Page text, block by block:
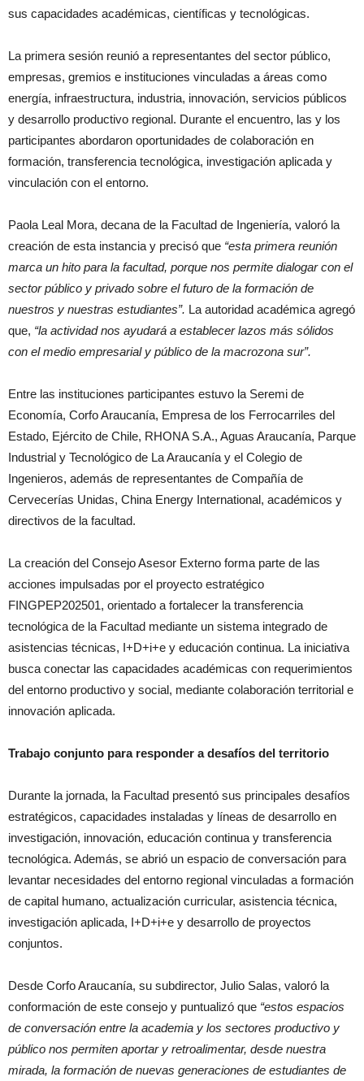
sus capacidades académicas, científicas y tecnológicas.
La primera sesión reunió a representantes del sector público,
empresas, gremios e instituciones vinculadas a áreas como
energía, infraestructura, industria, innovación, servicios públicos
y desarrollo productivo regional. Durante el encuentro, las y los
participantes abordaron oportunidades de colaboración en
formación, transferencia tecnológica, investigación aplicada y
vinculación con el entorno.
Paola Leal Mora, decana de la Facultad de Ingeniería, valoró la
creación de esta instancia y precisó que “esta primera reunión
marca un hito para la facultad, porque nos permite dialogar con el
sector público y privado sobre el futuro de la formación de
nuestros y nuestras estudiantes”. La autoridad académica agregó
que, “la actividad nos ayudará a establecer lazos más sólidos
con el medio empresarial y público de la macrozona sur”.
Entre las instituciones participantes estuvo la Seremi de
Economía, Corfo Araucanía, Empresa de los Ferrocarriles del
Estado, Ejército de Chile, RHONA S.A., Aguas Araucanía, Parque
Industrial y Tecnológico de La Araucanía y el Colegio de
Ingenieros, además de representantes de Compañía de
Cervecerías Unidas, China Energy International, académicos y
directivos de la facultad.
La creación del Consejo Asesor Externo forma parte de las
acciones impulsadas por el proyecto estratégico
FINGPEP202501, orientado a fortalecer la transferencia
tecnológica de la Facultad mediante un sistema integrado de
asistencias técnicas, I+D+i+e y educación continua. La iniciativa
busca conectar las capacidades académicas con requerimientos
del entorno productivo y social, mediante colaboración territorial e
innovación aplicada.
Trabajo conjunto para responder a desafíos del territorio
Durante la jornada, la Facultad presentó sus principales desafíos
estratégicos, capacidades instaladas y líneas de desarrollo en
investigación, innovación, educación continua y transferencia
tecnológica. Además, se abrió un espacio de conversación para
levantar necesidades del entorno regional vinculadas a formación
de capital humano, actualización curricular, asistencia técnica,
investigación aplicada, I+D+i+e y desarrollo de proyectos
conjuntos.
Desde Corfo Araucanía, su subdirector, Julio Salas, valoró la
conformación de este consejo y puntualizó que “estos espacios
de conversación entre la academia y los sectores productivo y
público nos permiten aportar y retroalimentar, desde nuestra
mirada, la formación de nuevas generaciones de estudiantes de